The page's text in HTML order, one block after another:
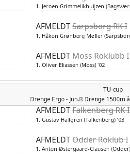
1. Jeroen Grimmelikhuijzen
AFMELDTSarpsborg RK I
1. Håkon Grønberg Møller
AFMELDTMoss Roklubb I
1. Oliver Eliassen (Moss) '02
TU-cup
Drenge Ergo - Jun.B Drenge 1500m
AFMELDTFalkenberg RK I
1. Gustav Hallgren (Falkenberg) '03
AFMELDTOdder Roklub I
1. Anton Østergaard-Clausen